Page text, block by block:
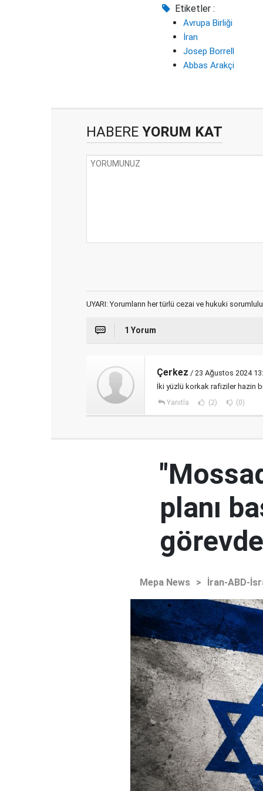
Etiketler :
Avrupa Birliği
İran
Josep Borrell
Abbas Arakçi
HABERE YORUM KAT
UYARI: Yorumların her türlü cezai ve hukuki
1 Yorum
Çerkez / 23 Ağustos 2024
İki yüzlü korkak rafiziler hazin
Yanıtla (2) (0)
planı
Mepa News > İran-ABD-